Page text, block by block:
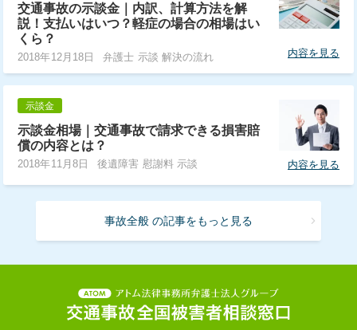
交通事故の示談金｜内訳、計算方法を解
説！支払いはいつ？軽症の場合の相場はい
くら？
2018年12月18日 弁護士 示談 解決の流れ 内容を見る
示談金
示談金相場｜交通事故で請求できる損害賠
償の内容とは？
2018年11月8日 後遺障害 慰謝料 示談 内容を見る
事故全般 の記事をもっと見る